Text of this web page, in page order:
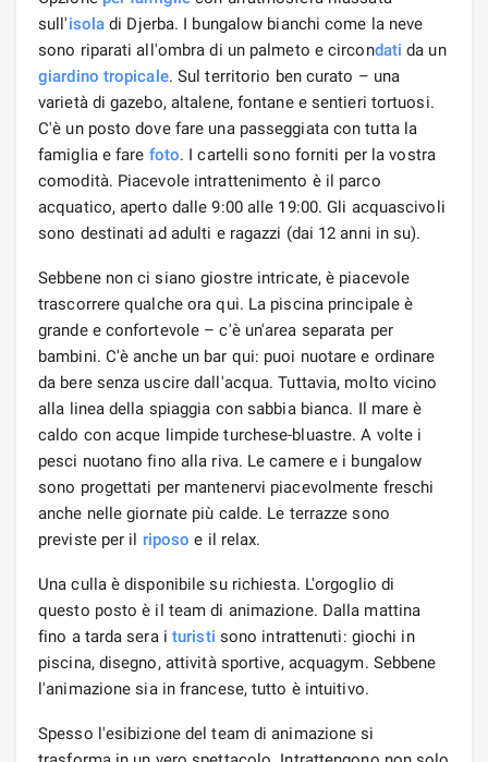
sull'isola di Djerba. I bungalow bianchi come la neve
sono riparati all'ombra di un palmeto e circondati da un
giardino tropicale. Sul territorio ben curato – una
varietà di gazebo, altalene, fontane e sentieri tortuosi.
C'è un posto dove fare una passeggiata con tutta la
famiglia e fare foto. I cartelli sono forniti per la vostra
comodità. Piacevole intrattenimento è il parco
acquatico, aperto dalle 9:00 alle 19:00. Gli acquascivoli
sono destinati ad adulti e ragazzi (dai 12 anni in su).
Sebbene non ci siano giostre intricate, è piacevole
trascorrere qualche ora qui. La piscina principale è
grande e confortevole – c'è un'area separata per
bambini. C'è anche un bar qui: puoi nuotare e ordinare
da bere senza uscire dall'acqua. Tuttavia, molto vicino
alla linea della spiaggia con sabbia bianca. Il mare è
caldo con acque limpide turchese-bluastre. A volte i
pesci nuotano fino alla riva. Le camere e i bungalow
sono progettati per mantenervi piacevolmente freschi
anche nelle giornate più calde. Le terrazze sono
previste per il riposo e il relax.
Una culla è disponibile su richiesta. L'orgoglio di
questo posto è il team di animazione. Dalla mattina
fino a tarda sera i turisti sono intrattenuti: giochi in
piscina, disegno, attività sportive, acquagym. Sebbene
l'animazione sia in francese, tutto è intuitivo.
Spesso l'esibizione del team di animazione si